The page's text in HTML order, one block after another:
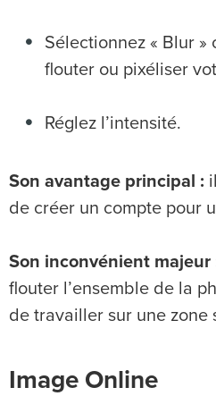
Sélectionnez « Blur »
flouter ou pixéliser
Réglez l’intensité.
Son avantage principal :
de créer un compte pour
Son inconvénient majeur
flouter l’ensemble de la
de travailler sur une zone
Image Online